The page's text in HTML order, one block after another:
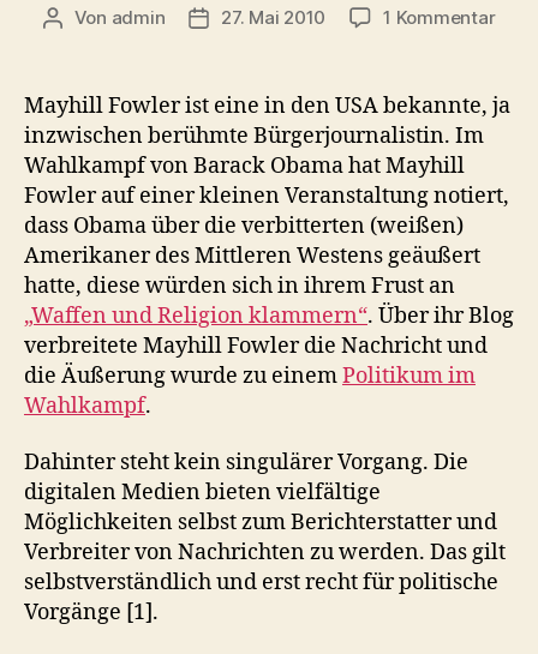
Beitragsautor
Von admin Veröffentlichungsdatum
27. Mai 2010 1 Kommentarzu
und
Mayhill Fowler ist eine in den USA bekannte, ja
inzwischen berühmte Bürgerjournalistin. Im
Wahlkampf von Barack Obama hat Mayhill
Fowler auf einer kleinen Veranstaltung notiert,
dass Obama über die verbitterten (weißen)
Amerikaner des Mittleren Westens geäußert
hatte, diese würden sich in ihrem Frust an
„Waffen und Religion klammern“. Über ihr Blog
verbreitete Mayhill Fowler die Nachricht und
die Äußerung wurde zu einemPolitikum im
Wahlkampf.
Dahinter steht kein singulärer Vorgang. Die
digitalen Medien bieten vielfältige
Möglichkeiten selbst zum Berichterstatter und
Verbreiter von Nachrichten zu werden. Das gilt
selbstverständlich und erst recht für politische
Vorgänge [1].